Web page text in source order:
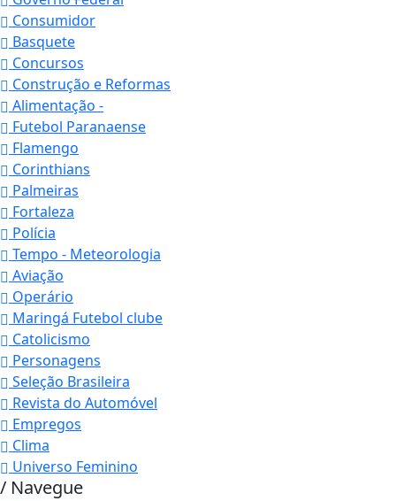
Consumidor
Basquete
Concursos
Construção e Reformas
Alimentação -
Futebol Paranaense
Flamengo
Corinthians
Palmeiras
Fortaleza
Polícia
Tempo - Meteorologia
Aviação
Operário
Maringá Futebol clube
Catolicismo
Personagens
Seleção Brasileira
Revista do Automóvel
Empregos
Clima
Universo Feminino
/ Navegue